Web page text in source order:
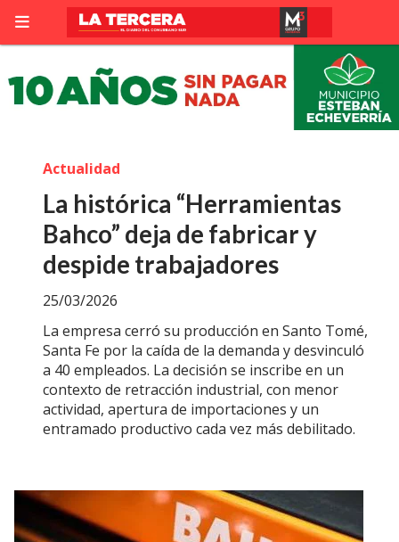
La histórica “Herramientas
Bahco” deja de fabricar y
despide trabajadores
La empresa cerró su producción en Santo Tomé,
Santa Fe por la caída de la demanda y desvinculó
a 40 empleados. La decisión se inscribe en un
contexto de retracción industrial, con menor
actividad, apertura de importaciones y un
entramado productivo cada vez más debilitado.
Actualidad
25/03/2026